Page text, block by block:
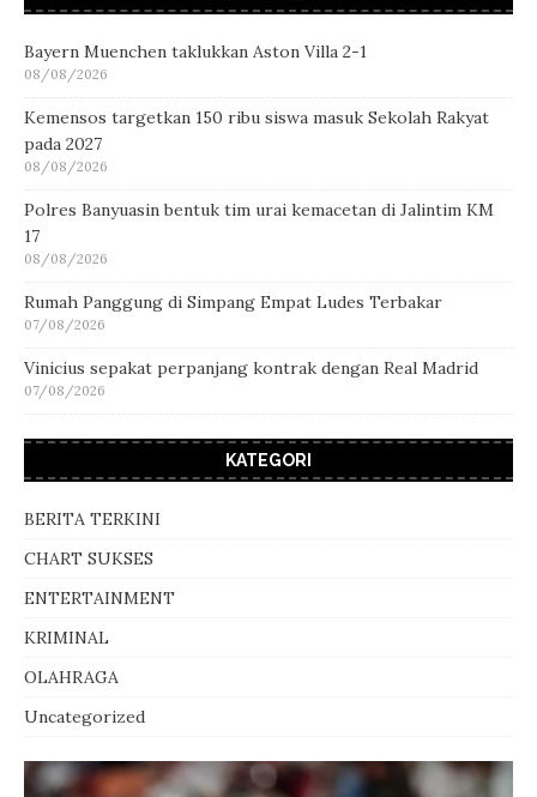
Bayern Muenchen taklukkan Aston Villa 2-1
08/08/2026
Kemensos targetkan 150 ribu siswa masuk Sekolah Rakyat
pada 2027
08/08/2026
Polres Banyuasin bentuk tim urai kemacetan di Jalintim KM
17
08/08/2026
Rumah Panggung di Simpang Empat Ludes Terbakar
07/08/2026
Vinicius sepakat perpanjang kontrak dengan Real Madrid
07/08/2026
KATEGORI
BERITA TERKINI
CHART SUKSES
ENTERTAINMENT
KRIMINAL
OLAHRAGA
Uncategorized